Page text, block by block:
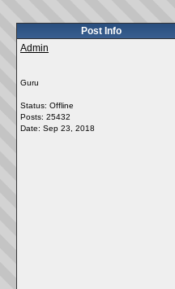
Post Info
Admin
Guru
Status: Offline
Posts: 25432
Date: Sep 23, 2018